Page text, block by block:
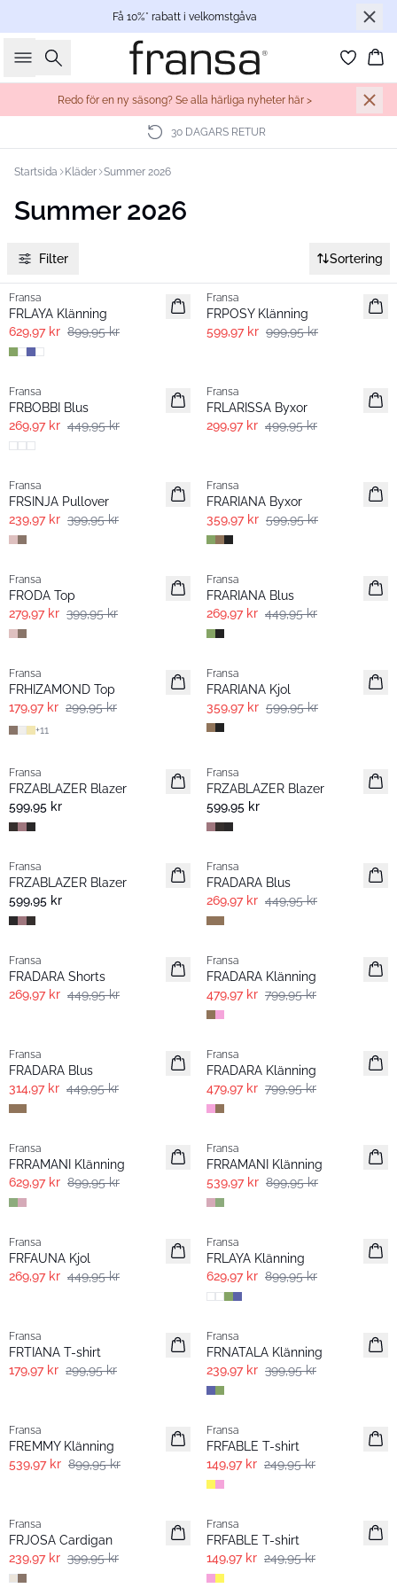
Få 10%* rabatt i velkomstgåva
Sök
Redo för en ny säsong? Se alla härliga nyheter här >
30 DAGARS RETUR
Startsida Kläder Summer 2026
Summer 2026
Filter Sortering
-30%
Fransa
FRLAYA Klänning
629,97 kr 899,95 kr
Fransa
FRPOSY Klänning
599,97 kr 999,95 kr
- 40%
Fransa
FRBOBBI Blus
269,97 kr 449,95 kr
Fransa
FRLARISSA Byxor
299,97 kr 499,95 kr
- 40%
Fransa
FRSINJA Pullover
239,97 kr 399,95 kr
Fransa
FRARIANA Byxor
359,97 kr 599,95 kr
-30%
Fransa
FRODA Top
279,97 kr 399,95 kr
- 40%
Fransa
FRARIANA Blus
269,97 kr 449,95 kr
- 40%
Fransa
FRHIZAMOND Top
179,97 kr 299,95 kr
+11
- 40%
Fransa
FRARIANA Kjol
359,97 kr 599,95 kr
Nyhet
Fransa
FRZABLAZER Blazer
599,95 kr
Nyhet
Fransa
FRZABLAZER Blazer
599,95 kr
Nyhet
Fransa
FRZABLAZER Blazer
599,95 kr
- 40%
Fransa
FRADARA Blus
269,97 kr 449,95 kr
- 40%
Fransa
FRADARA Shorts
269,97 kr 449,95 kr
- 40%
Fransa
FRADARA Klänning
479,97 kr 799,95 kr
Fransa
FRADARA Blus
314,97 kr 449,95 kr
- 40%
Fransa
FRADARA Klänning
479,97 kr 799,95 kr
-30%
Fransa
FRRAMANI Klänning
629,97 kr 899,95 kr
- 40%
Fransa
FRRAMANI Klänning
539,97 kr 899,95 kr
- 40%
Fransa
FRFAUNA Kjol
269,97 kr 449,95 kr
-30%
Fransa
FRLAYA Klänning
629,97 kr 899,95 kr
Fransa
FRTIANA T-shirt
179,97 kr 299,95 kr
- 40%
Fransa
FRNATALA Klänning
239,97 kr 399,95 kr
Fransa
FREMMY Klänning
539,97 kr 899,95 kr
- 40%
Fransa
FRFABLE T-shirt
149,97 kr 249,95 kr
Fransa
FRJOSA Cardigan
239,97 kr 399,95 kr
- 40%
Fransa
FRFABLE T-shirt
149,97 kr 249,95 kr
- 40% - 40%